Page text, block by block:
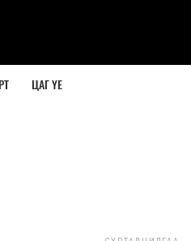
ЦАГ ҮЕ